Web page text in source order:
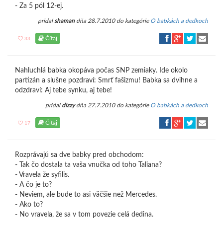
- Za 5 pól 12-ej.
pridal shamandňa 28.7.2010 do kategórie O babkách a dedkoch
33 Čítaj
Nahluchlá babka okopáva počas SNP zemiaky. Ide okolo
partizán a slušne pozdraví: Smrť fašizmu! Babka sa dvihne a
odzdraví: Aj tebe synku, aj tebe!
pridal dizzydňa 27.7.2010 do kategórie O babkách a dedkoch
17 Čítaj
Rozprávajú sa dve babky pred obchodom:
- Tak čo dostala ta vaša vnučka od toho Taliana?
- Vravela že syfilis.
- A čo je to?
- Neviem, ale bude to asi väčšie než Mercedes.
- Ako to?
- No vravela, že sa v tom povezie celá dedina.